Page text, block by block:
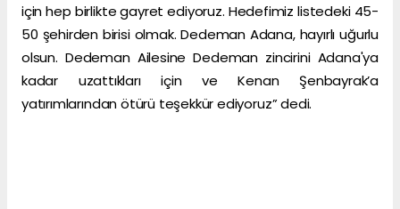
için hep birlikte gayret ediyoruz. Hedefimiz listedeki 45-
50 şehirden birisi olmak. Dedeman Adana, hayırlı uğurlu
olsun. Dedeman Ailesine Dedeman zincirini Adana'ya
kadar uzattıkları için ve Kenan Şenbayrak’a
yatırımlarından ötürü teşekkür ediyoruz” dedi.